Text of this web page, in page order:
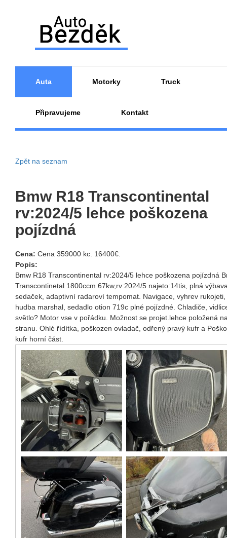
Auta Motorky Truck
Připravujeme Kontakt
Zpět na seznam
Bmw R18 Transcontinental
rv:2024/5 lehce poškozena
pojízdná
Cena: Cena 359000 kc. 16400€.
Popis:
Bmw R18 Transcontinental rv:2024/5 lehce poškozena pojízdná
Transcontinetal 1800ccm 67kw,rv:2024/5 najeto:14tis, plná
sedaček, adaptivní radaroví tempomat. Navigace, vyhrev
hudba marshal, sedadlo otion 719c plné pojízdné. Chladiče,
světlo? Motor vse v pořádku. Možnost se projet.lehce položená
stranu. Ohlé řídítka, poškozen ovladač, odřený pravý kufr a
kufr horní část.